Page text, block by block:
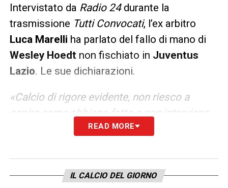
Intervistato da Radio 24durante la
trasmissione Tutti Convocati, l’ex arbitro
Luca Marelli ha parlato del fallo di mano di
Wesley Hoedtnon fischiato in Juventus
Lazio. Le sue dichiarazioni.
«Calcio di rigore evidente, non riesco a
capire come abbiano fatto a non interviene
dal VAR. L’unica spiegazione è che possano
giustificazione che non regge».
READ MORE
IL CALCIO DEL GIORNO